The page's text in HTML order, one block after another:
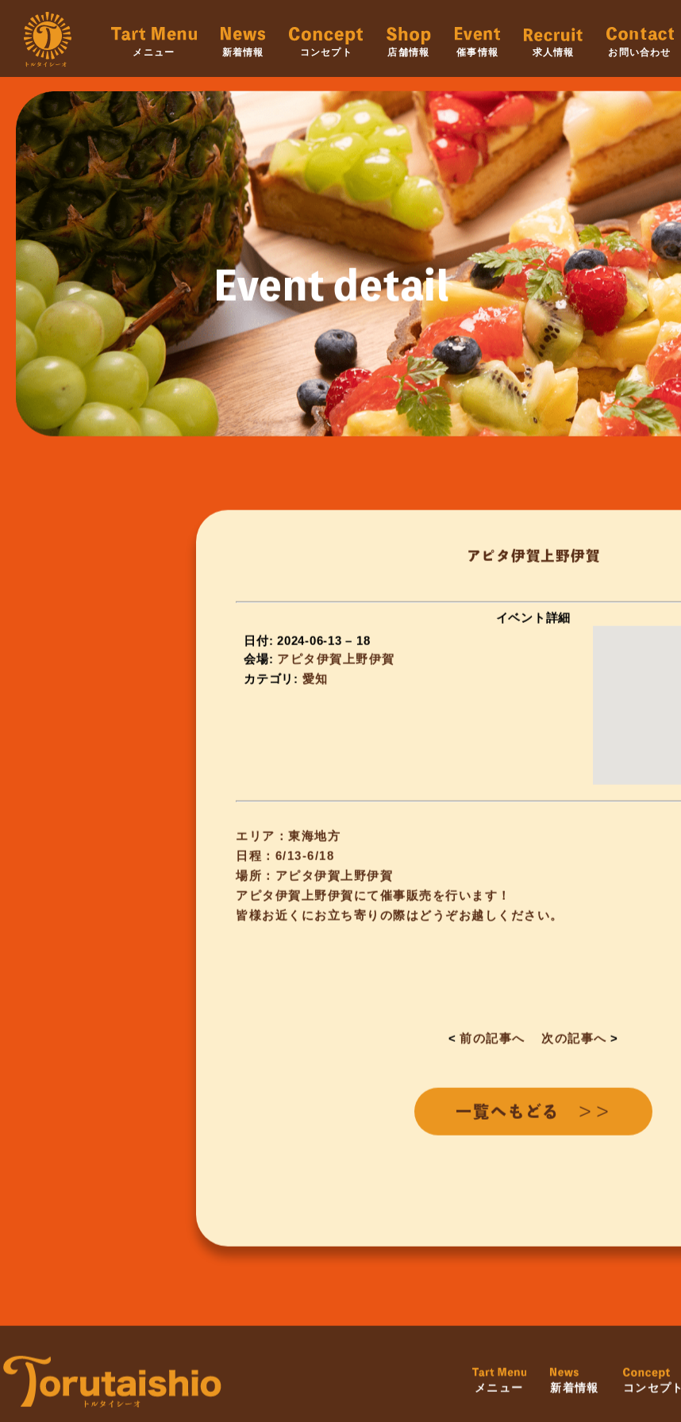
メニュー 新着情報 コンセプト 店舗情報 催事情報 求人情報 お問い合わせ
Event detail
アピタ伊賀上野伊賀
イベント詳細
日付: 2024-06-13 – 18
会場: アピタ伊賀上野伊賀
カテゴリ: 愛知
エリア：東海地方
日程：6/13-6/18
場所：アピタ伊賀上野伊賀
アピタ伊賀上野伊賀にて催事販売を行います！
皆様お近くにお立ち寄りの際はどうぞお越しください。
<前の記事へ 次の記事へ >
一覧へもどる ＞＞
メニュー 新着情報 コンセプト